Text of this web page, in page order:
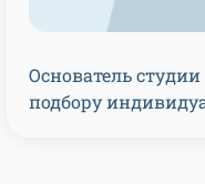
Основатель
подбору